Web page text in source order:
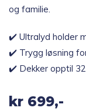
og familie.
✔️ Ultralyd holder
✔️ Trygg løsning
✔️ Dekker opptil
kr 699,-